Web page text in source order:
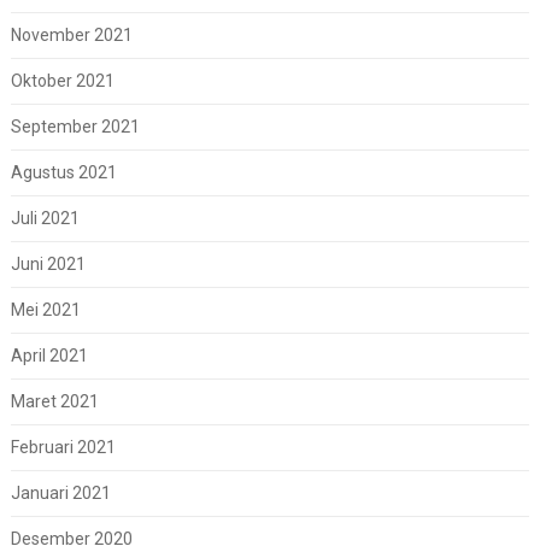
November 2021
Oktober 2021
September 2021
Agustus 2021
Juli 2021
Juni 2021
Mei 2021
April 2021
Maret 2021
Februari 2021
Januari 2021
Desember 2020